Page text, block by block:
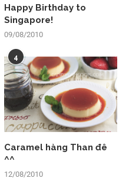
Happy Birthday to
Singapore!
09/08/2010
4
Caramel hàng Than đê
^^
12/08/2010